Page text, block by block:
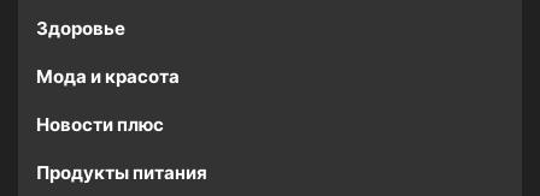
Здоровье
Мода и красота
Новости плюс
Продукты питания